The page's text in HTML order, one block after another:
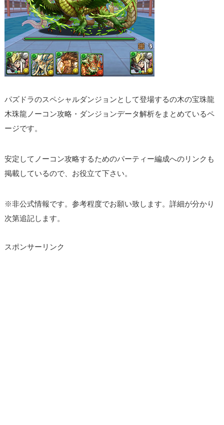
パズドラのスペシャルダンジョンとして登場するの木の宝珠龍
木珠龍ノーコン攻略・ダンジョンデータ解析をまとめているペ
ージです。
安定してノーコン攻略するためのパーティー編成へのリンクも
掲載しているので、お役立て下さい。
※非公式情報です。参考程度でお願い致します。詳細が分かり
次第追記します。
スポンサーリンク